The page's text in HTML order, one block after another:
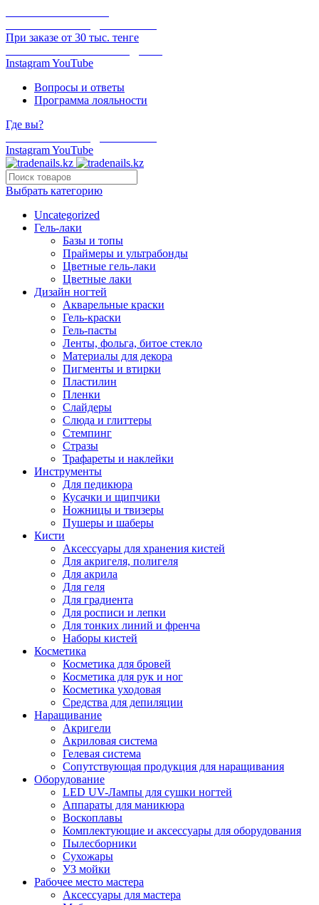
При заказе от 30 тыс. тенге
InstagramYouTube
Вопросы и ответы
Программа лояльности
Где вы?
InstagramYouTube
Выбрать категорию
Uncategorized
Гель-лаки
Базы и топы
Праймеры и ультрабонды
Цветные гель-лаки
Цветные лаки
Дизайн ногтей
Акварельные краски
Гель-краски
Гель-пасты
Ленты, фольга, битое стекло
Материалы для декора
Пигменты и втирки
Пластилин
Пленки
Слайдеры
Слюда и глиттеры
Стемпинг
Стразы
Трафареты и наклейки
Инструменты
Для педикюра
Кусачки и щипчики
Ножницы и твизеры
Пушеры и шаберы
Кисти
Аксессуары для хранения кистей
Для акригеля, полигеля
Для акрила
Для геля
Для градиента
Для росписи и лепки
Для тонких линий и френча
Наборы кистей
Косметика
Косметика для бровей
Косметика для рук и ног
Косметика уходовая
Средства для депиляции
Наращивание
Акригели
Акриловая система
Гелевая система
Сопутствующая продукция для наращивания
Оборудование
LED UV-Лампы для сушки ногтей
Аппараты для маникюра
Воскоплавы
Комплектующие и аксессуары для оборудования
Пылесборники
Сухожары
УЗ мойки
Рабочее место мастера
Аксессуары для мастера